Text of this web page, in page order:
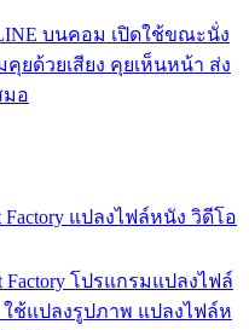
บนคอม เปิดใช้ขณะนั่ง
ยด้วยเสียง คุยเห็นหน้า ส่ง
มอ
Factory แปลงไฟล์หนัง วิดีโอ
โปรแกรมแปลงไฟล์
ช้แปลงรูปภาพ แปลงไฟล์ห